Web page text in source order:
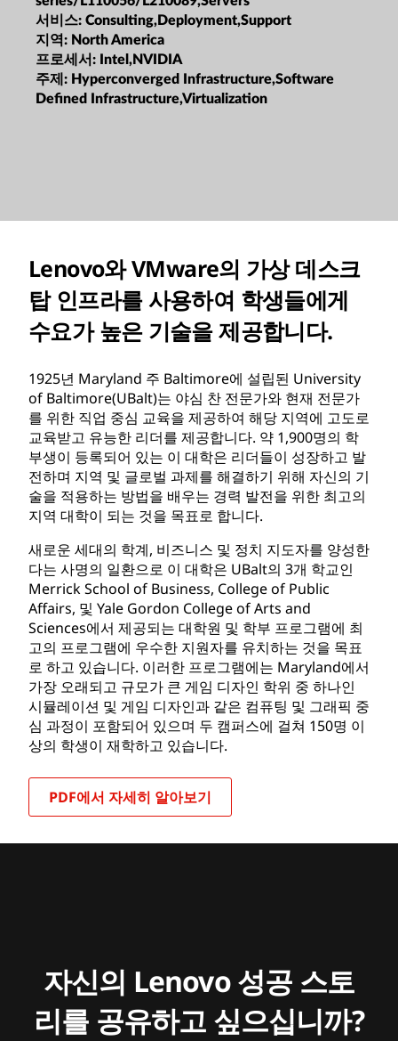
서비스: Consulting,Deployment,Support
지역: North America
프로세서: Intel,NVIDIA
주제: Hyperconverged Infrastructure,Software
Defined Infrastructure,Virtualization
Lenovo와 VMware의 가상 데스크
탑 인프라를 사용하여 학생들에게
수요가 높은 기술을 제공합니다.
1925년 Maryland 주 Baltimore에 설립된 University
of Baltimore(UBalt)는 야심 찬 전문가와 현재 전문가
를 위한 직업 중심 교육을 제공하여 해당 지역에 고도로
교육받고 유능한 리더를 제공합니다. 약 1,900명의 학
부생이 등록되어 있는 이 대학은 리더들이 성장하고 발
전하며 지역 및 글로벌 과제를 해결하기 위해 자신의 기
술을 적용하는 방법을 배우는 경력 발전을 위한 최고의
지역 대학이 되는 것을 목표로 합니다.
새로운 세대의 학계, 비즈니스 및 정치 지도자를 양성한
다는 사명의 일환으로 이 대학은 UBalt의 3개 학교인
Merrick School of Business, College of Public
Affairs, 및 Yale Gordon College of Arts and
Sciences에서 제공되는 대학원 및 학부 프로그램에 최
고의 프로그램에 우수한 지원자를 유치하는 것을 목표
로 하고 있습니다. 이러한 프로그램에는 Maryland에서
가장 오래되고 규모가 큰 게임 디자인 학위 중 하나인
시뮬레이션 및 게임 디자인과 같은 컴퓨팅 및 그래픽 중
심 과정이 포함되어 있으며 두 캠퍼스에 걸쳐 150명 이
상의 학생이 재학하고 있습니다.
PDF에서 자세히 알아보기
자신의 Lenovo 성공 스토
리를 공유하고 싶으십니까?